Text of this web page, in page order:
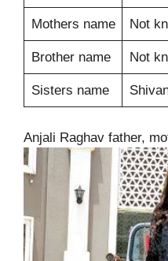
Mothers name Not
Brother name Not
Sisters name
Anjali Raghav father,